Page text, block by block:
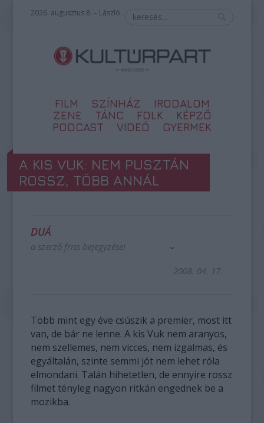
2026. augusztus 8. – László
FILM SZÍNHÁZ
IRODALOM
ZENE
TÁNC FOLK
KÉPZŐ
PODCAST
VIDEÓ GYERMEK
A KIS VUK: NEM PUSZTÁN
ROSSZ, TÖBB ANNÁL
DUÁ
a szerző friss bejegyzései
2008. 04. 17.
Több mint egy éve csúszik a premier, most itt
van, de bár ne lenne. A kis Vuk nem aranyos,
nem szellemes, nem vicces, nem izgalmas, és
egyáltalán, szinte semmi jót nem lehet róla
elmondani. Talán hihetetlen, de ennyire rossz
filmet tényleg nagyon ritkán engednek be a
mozikba.